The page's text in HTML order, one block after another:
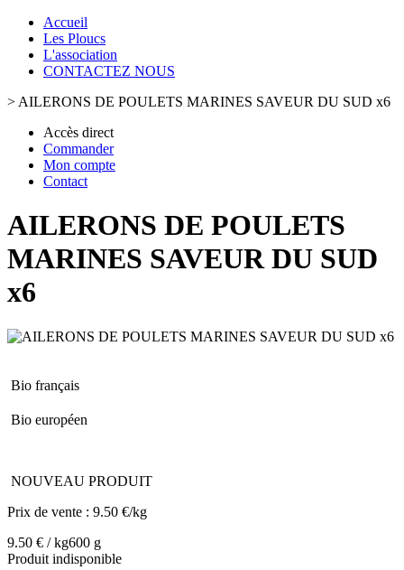
Accueil
Les Ploucs
L'association
CONTACTEZ NOUS
> AILERONS DE POULETS MARINES SAVEUR DU SUD x6
Accès direct
Commander
Mon compte
Contact
AILERONS DE POULETS
MARINES SAVEUR DU SUD
x6
Bio français
Bio européen
NOUVEAU PRODUIT
Prix de vente : 9.50 €/kg
9.50 € / kg600 g
Produit indisponible